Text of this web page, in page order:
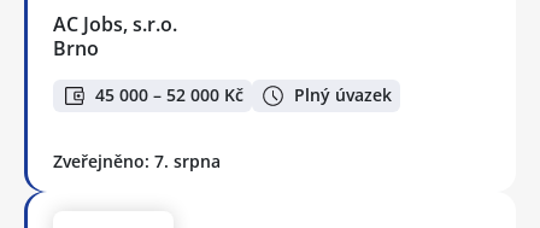
AC Jobs, s.r.o.
Brno
45 000 – 52 000 Kč Plný úvazek
Zveřejněno: 7. srpna